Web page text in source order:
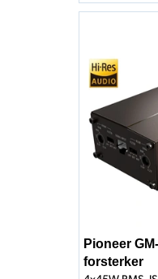
Pioneer
forsterker